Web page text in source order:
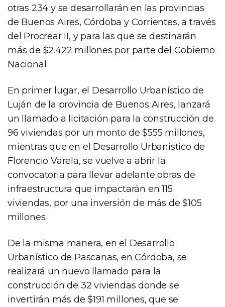
otras 234 y se desarrollarán en las provincias
de Buenos Aires, Córdoba y Corrientes, a través
del Procrear II, y para las que se destinarán
más de $2.422 millones por parte del Gobierno
Nacional.
En primer lugar, el Desarrollo Urbanístico de
Luján de la provincia de Buenos Aires, lanzará
un llamado a licitación para la construcción de
96 viviendas por un monto de $555 millones,
mientras que en el Desarrollo Urbanístico de
Florencio Varela, se vuelve a abrir la
convocatoria para llevar adelante obras de
infraestructura que impactarán en 115
viviendas, por una inversión de más de $105
millones.
De la misma manera, en el Desarrollo
Urbanístico de Pascanas, en Córdoba, se
realizará un nuevo llamado para la
construcción de 32 viviendas donde se
invertirán más de $191 millones, que se